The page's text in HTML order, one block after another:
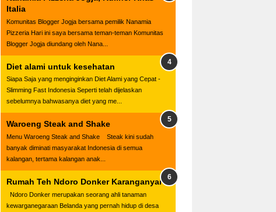
Italia
Komunitas Blogger Jogja bersama pemilik Nanamia
Pizzeria Hari ini saya bersama teman-teman Komunitas
Blogger Jogja diundang oleh Nana...
Diet alami untuk kesehatan
Siapa Saja yang menginginkan Diet Alami yang Cepat -
Slimming Fast Indonesia Seperti telah dijelaskan
sebelumnya bahwasanya diet yang me...
Waroeng Steak and Shake
Menu Waroeng Steak and Shake Steak kini sudah
banyak diminati masyarakat Indonesia di semua
kalangan, tertama kalangan anak...
Rumah Teh Ndoro Donker Karanganyar
Ndoro Donker merupakan seorang ahli tanaman
kewarganegaraan Belanda yang pernah hidup di desa